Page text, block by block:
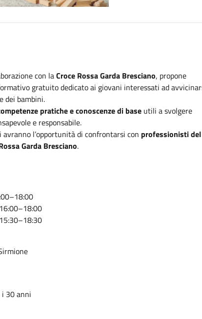
con laCroce Rossa Garda Bresciano, propone
gratuito dedicato ai giovani interessati ad
dei bambini.
pratiche e conoscenze di base utili a svolgere
e responsabile.
l’opportunità di confrontarsi con professionisti del
Garda Bresciano.
i 30 anni